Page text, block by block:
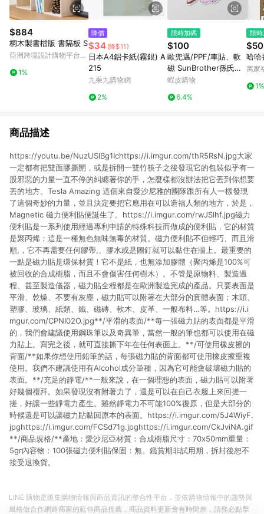
$884
桐木製書檔版 書隔板 S
亞洲跨境設計購物平台
1%
降價
$34 (降$11)
日本A4鋁卡紙(霧銀) A
215
九乘九購物網
2%
限時加碼
$100
歐兜邁/PPF/車貼、軟
磁 SunBrother孫氏兄
弟 3M 反光貼紙 防水
貼
蝦皮購物
6.4%
限
$50
哈哈
萬家
1%
商品描述
https://youtu.be/NuzUSIBg1Ichttps://i.imgur.com/thR5RsN.jpg大家
一定都有把雙面膠撕開，或是拆開一雙竹筷子之後發現它的包裝似乎有一
股邪惡的力量一直不停的糾纏著你的手，怎麼樣都沒辦法把它丟到你想要
丟的地方。Tesla Amazing 這個來自愛沙尼雅的團隊跟所有人一樣發現
了這個奇妙的力量，並且決定要把它應用在可以造福人類的地方，於是，
Magnetic 磁力便利貼便誕生了。https://i.imgur.com/rwJSlhf.jpg磁力
便利貼是一系列使用經過專利申請的特殊科技而做成的便利貼，它的材質
是聚丙烯；這是一種無色無味無毒的材質。磁力便利貼不但輕巧、而且滑
順,，它不再需要任何膠帶,、膠水或是圖釘就可以黏住在牆上。最重要的
一點是磁力貼是環保材質！它不是紙，也無添加膠體（聚丙烯是100%可
被回收的合成樹脂，而且不會傷害任何樹木）。不管是原物料、製造過
程、甚至製造儀器，磁力貼全程都是在歐洲製造完成的產品。只要表面是
平滑、乾燥、不要有灰塵，磁力貼可以附著在大部分的實體表面；木頭、
塑膠、玻璃、紙類、鐵、磁磚、軟木、皮革、一般布料…等。https://i.i
mgur.com/CPNI02O.jpg**/平滑的表面/**每一張磁力貼的表面都是平滑
的，我們會建議使用鋼珠筆以及奇異筆，當然一般的筆也都可以使用在磁
力貼上。寫完之後，就可直接撕下年在任何表面上。**/可使用橡皮擦的
背面/**如果你想使用鉛筆的話，每張磁力貼的背面都可使用橡皮擦重複
使用。我們不建議使用有Alcohol成分筆種，因為它可能會破壞磁力貼的
表面。**/充足的靜電/**一般來說，在一個理想的表面，磁力貼可以附著
好幾個禮拜。如果發現沒有附著力了，還是可以在自己衣服上來回搓一
搓，好讓一些靜電力產生。雖然靜電力不可能100%復原，但是大部分的
時候還是可以讓磁力貼黏回原本的表面。https://i.imgur.com/5J4WiyF.
jpghttps://i.imgur.com/FCSd71g.jpghttps://i.imgur.com/CkJviNA.gif
**/商品規格/**產地：愛沙尼亞材質：合成樹脂尺寸：70x50mm重量：
5gr內容物：100張磁力便利貼保固：無。鑑賞期非試用期，拆封後恕不
接受退換貨。
LINE 購物是匯集購物情報與商品資訊的整合性平台，並依購物情報中的趨勢與
風格做合作網路商家的延伸商品推薦，商品資料更新會有時間差，請務必點擊